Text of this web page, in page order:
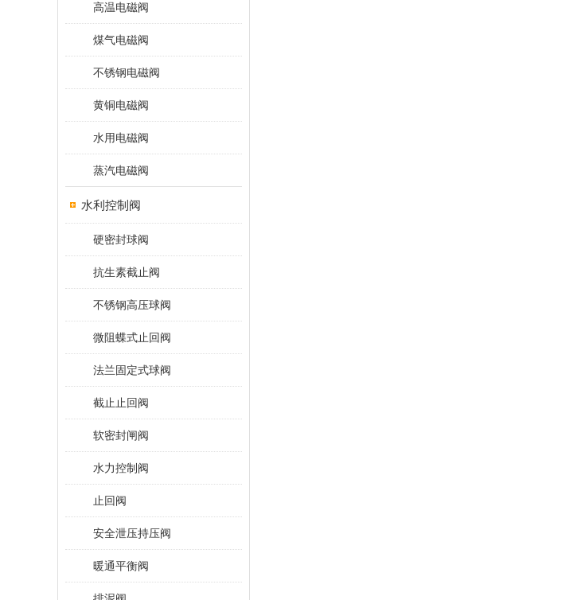
高温电磁阀
煤气电磁阀
不锈钢电磁阀
黄铜电磁阀
水用电磁阀
蒸汽电磁阀
水利控制阀
硬密封球阀
抗生素截止阀
不锈钢高压球阀
微阻蝶式止回阀
法兰固定式球阀
截止止回阀
软密封闸阀
水力控制阀
止回阀
安全泄压持压阀
暖通平衡阀